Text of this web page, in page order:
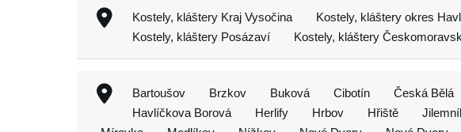
Kostely, kláštery Kraj Vysočina Kostely, kláštery okres
Kostely, kláštery Posázaví
Kostely, kláštery
Bartoušov Brzkov Buková Cibotín Česká Bělá
Havlíčkova Borová
Herlify Hrbov Hřiště